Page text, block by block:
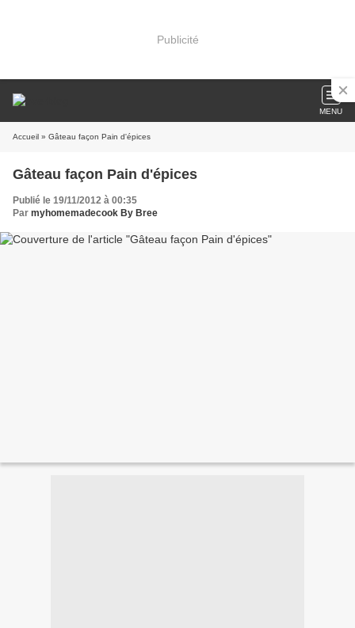
Publicité
MENU
Accueil » Gâteau façon Pain d'épices
Gâteau façon Pain d'épices
Publié le 19/11/2012 à 00:35
Par myhomemadecook By Bree